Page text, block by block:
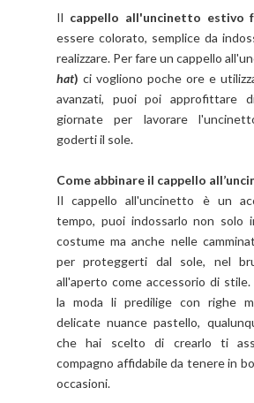
Il cappello all'uncinetto estivo
essere colorato, semplice da
realizzare. Per fare un cappello
hat) ci vogliono poche ore e
avanzati, puoi poi approfittare
giornate per lavorare
goderti il sole.
Come abbinare il cappello
Il cappello all'uncinetto è un
tempo, puoi indossarlo non solo
costume ma anche nelle
per proteggerti dal sole, nel
all'aperto come accessorio di
la moda li predilige con righe
delicate nuance pastello,
che hai scelto di crearlo ti
compagno affidabile da tenere in
occasioni.